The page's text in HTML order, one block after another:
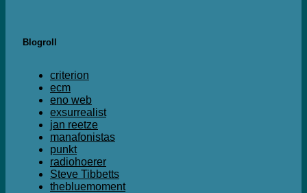
Blogroll
criterion
ecm
eno web
exsurrealist
jan reetze
manafonistas
punkt
radiohoerer
Steve Tibbetts
thebluemoment